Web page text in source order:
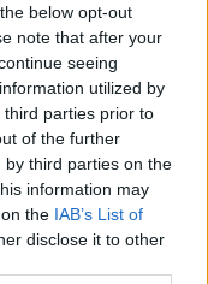
below opt-out
note that after your
seeing
utilized by
parties prior to
of the further
third parties on the
information may
the IAB’s List of
disclose it to other